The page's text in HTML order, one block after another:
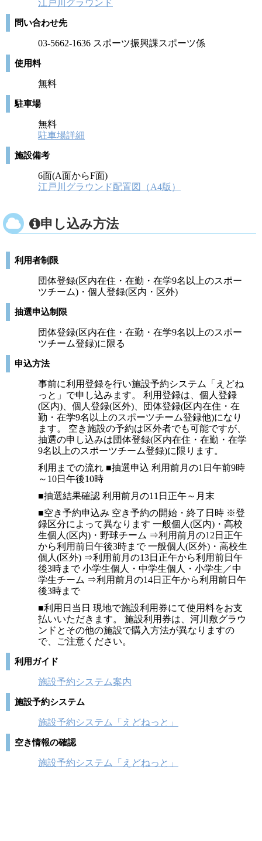
江戸川グラウンド
問い合わせ先
03-5662-1636 スポーツ振興課スポーツ係
使用料
無料
駐車場
無料
駐車場詳細
施設備考
6面(A面からF面)
江戸川グラウンド配置図（A4版）
申し込み方法
利用者制限
団体登録(区内在住・在勤・在学9名以上のスポー
ツチーム)・個人登録(区内・区外)
抽選申込制限
団体登録(区内在住・在勤・在学9名以上のスポー
ツチーム登録)に限る
申込方法
事前に利用登録を行い施設予約システム「えどね
っと」で申し込みます。 利用登録は、個人登録
(区内)、個人登録(区外)、団体登録(区内在住・在
勤・在学9名以上のスポーツチーム登録他)になり
ます。 空き施設の予約は区外者でも可能ですが、
抽選の申し込みは団体登録(区内在住・在勤・在学
9名以上のスポーツチーム登録)に限ります。
利用までの流れ ■抽選申込 利用前月の1日午前9時
～10日午後10時
■抽選結果確認 利用前月の11日正午～月末
■空き予約申込み 空き予約の開始・終了日時 ※登
録区分によって異なります 一般個人(区内)・高校
生個人(区内)・野球チーム ⇒利用前月の12日正午
から利用前日午後3時まで 一般個人(区外)・高校生
個人(区外) ⇒利用前月の13日正午から利用前日午
後3時まで 小学生個人・中学生個人・小学生／中
学生チーム ⇒利用前月の14日正午から利用前日午
後3時まで
■利用日当日 現地で施設利用券にて使用料をお支
払いいただきます。 施設利用券は、河川敷グラウ
ンドとその他の施設で購入方法が異なりますの
で、ご注意ください。
利用ガイド
施設予約システム案内
施設予約システム
施設予約システム「えどねっと」
空き情報の確認
施設予約システム「えどねっと」